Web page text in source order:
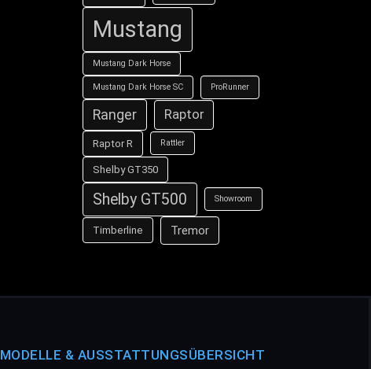
Mustang
Mustang Dark Horse
Mustang Dark Horse SC ProRunner
Ranger Raptor
Raptor R Rattler
Shelby GT350
Shelby GT500 Showroom
Timberline Tremor
MODELLE & AUSSTATTUNGSÜBERSICHT